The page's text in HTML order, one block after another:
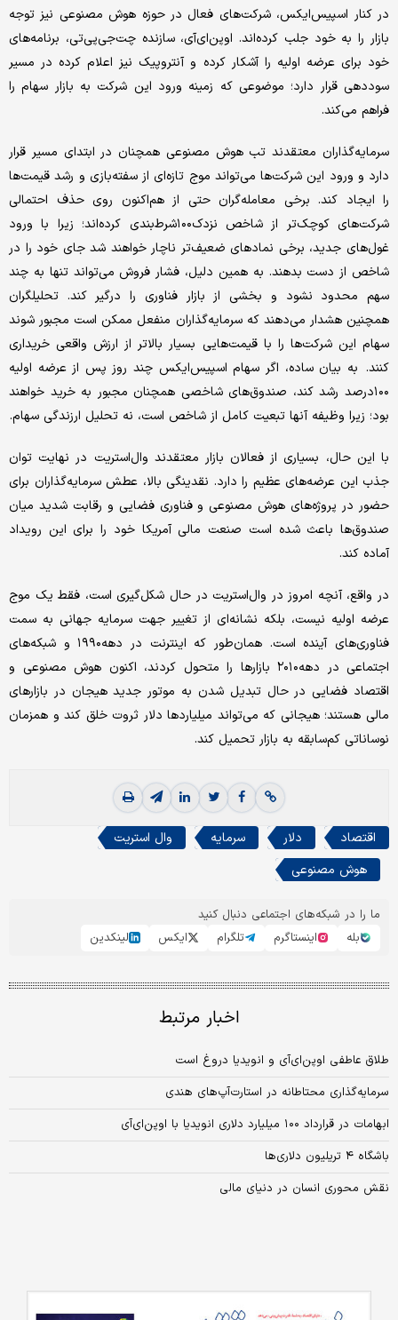
در کنار اسپیس‌ایکس، شرکت‌های فعال در حوزه هوش مصنوعی نیز توجه
بازار را به خود جلب کرده‌اند. اوپن‌ای‌آی، سازنده چت‌جی‌پی‌تی، برنامه‌های
خود برای عرضه اولیه را آشکار کرده و آنتروپیک نیز اعلام کرده در مسیر
سوددهی قرار دارد؛ موضوعی که زمینه ورود این شرکت به بازار سهام را
فراهم می‌کند.
سرمایه‌گذاران معتقدند تب هوش مصنوعی همچنان در ابتدای مسیر قرار
دارد و ورود این شرکت‌ها می‌تواند موج تازه‌ای از سفته‌بازی و رشد قیمت‌ها
را ایجاد کند. برخی معامله‌گران حتی از هم‌اکنون روی حذف احتمالی
شرکت‌های کوچک‌تر از شاخص نزدک۱۰۰شرط‌بندی کرده‌اند؛ زیرا با ورود
غول‌های جدید، برخی نمادهای ضعیف‌تر ناچار خواهند شد جای خود را در
شاخص از دست بدهند. به همین دلیل، فشار فروش می‌تواند تنها به چند
سهم محدود نشود و بخشی از بازار فناوری را درگیر کند. تحلیلگران
همچنین هشدار می‌دهند که سرمایه‌گذاران منفعل ممکن است مجبور شوند
سهام این شرکت‌ها را با قیمت‌هایی بسیار بالاتر از ارزش واقعی خریداری
کنند. به بیان ساده، اگر سهام اسپیس‌ایکس چند روز پس از عرضه اولیه
۱۰۰درصد رشد کند، صندوق‌های شاخصی همچنان مجبور به خرید خواهند
بود؛ زیرا وظیفه آنها تبعیت کامل از شاخص است، نه تحلیل ارزندگی سهام.
با این حال، بسیاری از فعالان بازار معتقدند وال‌استریت در نهایت توان
جذب این عرضه‌های عظیم را دارد. نقدینگی بالا، عطش سرمایه‌گذاران برای
حضور در پروژه‌های هوش مصنوعی و فناوری فضایی و رقابت شدید میان
صندوق‌ها باعث شده است صنعت مالی آمریکا خود را برای این رویداد
آماده کند.
در واقع، آنچه امروز در وال‌استریت در حال شکل‌گیری است، فقط یک موج
عرضه اولیه نیست، بلکه نشانه‌ای از تغییر جهت سرمایه جهانی به سمت
فناوری‌های آینده است. همان‌طور که اینترنت در دهه۱۹۹۰ و شبکه‌های
اجتماعی در دهه۲۰۱۰ بازارها را متحول کردند، اکنون هوش مصنوعی و
اقتصاد فضایی در حال تبدیل شدن به موتور جدید هیجان در بازارهای
مالی هستند؛ هیجانی که می‌تواند‌ میلیاردها دلار ثروت خلق کند و همزمان
نوساناتی کم‌سابقه به بازار تحمیل کند.
اقتصاد دلار سرمایه
وال استریت
هوش مصنوعی
ما را در شبکه‌های اجتماعی دنبال کنید
بله
اینستاگرم تلگرام ایکس لینکدین
اخبار مرتبط
طلاق عاطفی اوپن‌ای‌آی و انویدیا دروغ است
سرمایه‌گذاری محتاطانه در‌ استارت‌آپ‌های هندی
ابهامات در قرارداد ۱۰۰ میلیارد دلاری انویدیا با اوپن‌ای‌آی
باشگاه ۴ تریلیون دلاری‌ها
نقش محوری انسان در دنیای مالی